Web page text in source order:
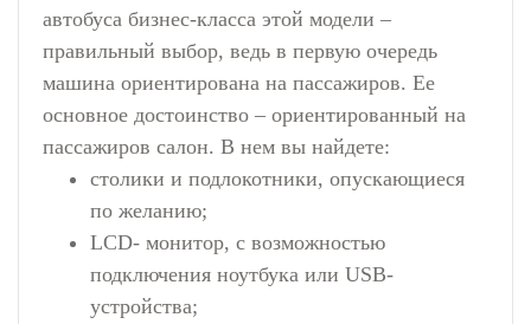
автобуса бизнес-класса этой модели –
правильный выбор, ведь в первую очередь
машина ориентирована на пассажиров. Ее
основное достоинство – ориентированный на
пассажиров салон. В нем вы найдете:
столики и подлокотники, опускающиеся
по желанию;
LCD- монитор, с возможностью
подключения ноутбука или USB-
устройства;